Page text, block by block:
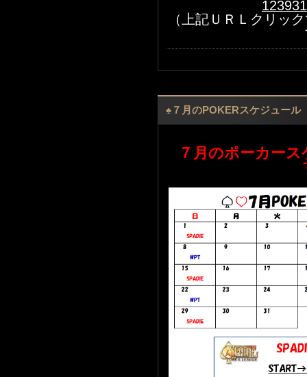
（上記ＵＲＬクリッ
♠７月のPOKERスケジュール
７月のポーカー